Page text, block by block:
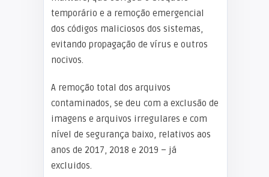
temporário e a remoção emergencial
dos códigos maliciosos dos sistemas,
evitando propagação de vírus e outros
nocivos.
A remoção total dos arquivos
contaminados, se deu com a exclusão de
imagens e arquivos irregulares e com
nível de segurança baixo, relativos aos
anos de 2017, 2018 e 2019 – já
excluidos.